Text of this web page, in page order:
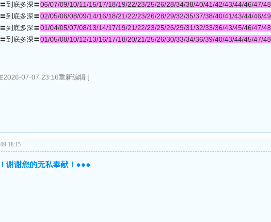
〓到底多深〓06/07/09/10/11/15/17/18/19/22/23/25/26/28/34/38/40/41/42/43/44/46/47/48
〓到底多深〓02/05/06/08/09/14/16/18/21/22/23/26/28/29/32/35/37/38/40/41/43/44/46/49
〓到底多深〓01/04/05/07/08/13/14/17/19/21/22/23/25/26/29/31/32/33/36/43/45/46/47/48
〓到底多深〓01/05/08/10/12/13/16/17/18/20/21/25/26/30/33/34/36/39/40/43/44/45/47/48
2026-07-07 23:16重新编辑 ]
18:15
谢谢您的无私奉献！●●●